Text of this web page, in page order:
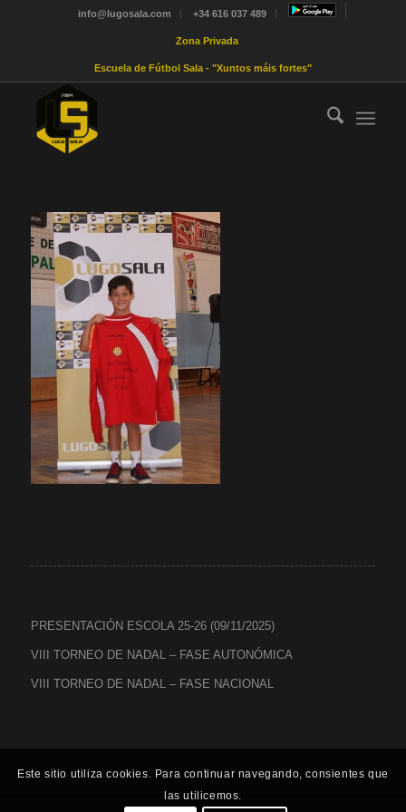
info@lugosala.com +34 616 037 489
Zona Privada
Escuela de Fútbol Sala - "Xuntos máis fortes"
PRESENTACIÓN ESCOLA 25-26 (09/11/2025)
VIII TORNEO DE NADAL – FASE AUTONÓMICA
VIII TORNEO DE NADAL – FASE NACIONAL
Este sitio utiliza cookies. Para continuar navegando, consientes que
las utilicemos.